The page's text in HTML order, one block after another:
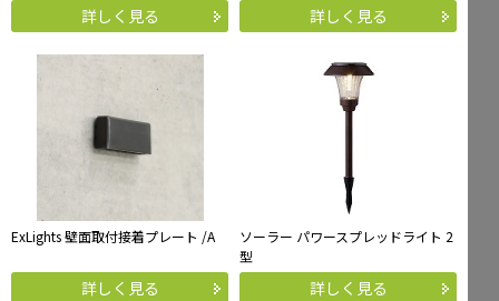
詳しく見る 詳しく見る
ExLights 壁面取付接着プレート /A
詳しく見る
ソーラー パワースプレッドライト 2
型
詳しく見る